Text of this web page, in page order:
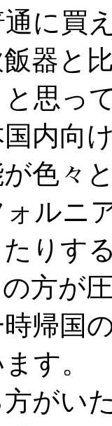
に買
器と
思っ
内向
色々
ルニ
りす
方が
帰国
す。
がい